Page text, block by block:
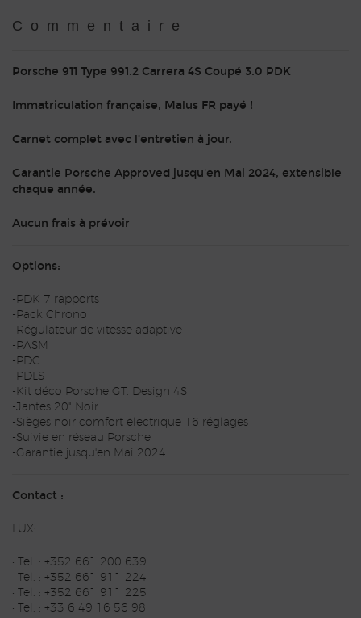
Commentaire
Porsche 911 Type 991.2 Carrera 4S Coupé 3.0 PDK
Immatriculation française, Malus FR payé !
Carnet complet avec l’entretien à jour.
Garantie Porsche Approved jusqu'en Mai 2024, extensible
chaque année.
Aucun frais à prévoir
Options:
-PDK 7 rapports
-Pack Chrono
-Régulateur de vitesse adaptive
-PASM
-PDC
-PDLS
-Kit déco Porsche GT. Design 4S
-Jantes 20" Noir
-Sièges noir comfort électrique 16 réglages
-Suivie en réseau Porsche
-Garantie jusqu'en Mai 2024
Contact :
LUX:
• Tel. : +352 661 200 639
• Tel. : +352 661 911 224
• Tel. : +352 661 911 225
• Tel. : +33 6 49 16 56 98